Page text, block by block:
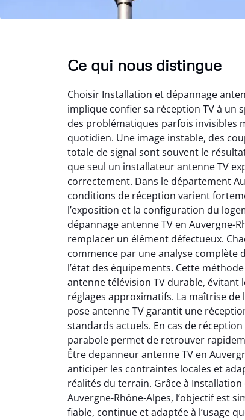
Ce qui nous distingue
Choisir Installation et dépannage
implique confier sa réception TV à un
des problématiques parfois invisibles
quotidien. Une image instable, des
totale de signal sont souvent le
que seul un installateur antenne TV
correctement. Dans le département
conditions de réception varient
l’exposition et la configuration du
dépannage antenne TV en Auvergne-
remplacer un élément défectueux.
commence par une analyse complète
l’état des équipements. Cette
antenne télévision TV durable, évitant
réglages approximatifs. La maîtrise de
pose antenne TV garantit une
standards actuels. En cas de
parabole permet de retrouver
Être depanneur antenne TV en
anticiper les contraintes locales et
réalités du terrain. Grâce à
Auvergne-Rhône-Alpes, l’objectif est
fiable, continue et adaptée à l’usage